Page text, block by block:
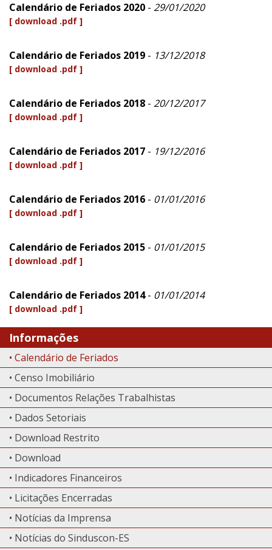
Calendário de Feriados 2020 - 29/01/2020
[ download .pdf ]
Calendário de Feriados 2019 - 13/12/2018
[ download .pdf ]
Calendário de Feriados 2018 - 20/12/2017
[ download .pdf ]
Calendário de Feriados 2017 - 19/12/2016
[ download .pdf ]
Calendário de Feriados 2016 - 01/01/2016
[ download .pdf ]
Calendário de Feriados 2015 - 01/01/2015
[ download .pdf ]
Calendário de Feriados 2014- 01/01/2014
[ download .pdf ]
Informações
• Calendário de Feriados
• Censo Imobiliário
• Documentos Relações Trabalhistas
• Dados Setoriais
• Download Restrito
• Download
• Indicadores Financeiros
• Licitações Encerradas
• Notícias da Imprensa
• Notícias do Sinduscon-ES